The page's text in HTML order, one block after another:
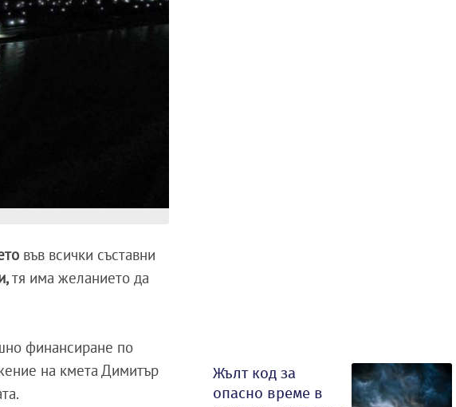
във всички съставни
тя има желанието да
финансиране по
на кмета Димитър
Жълт код за
опасно време в